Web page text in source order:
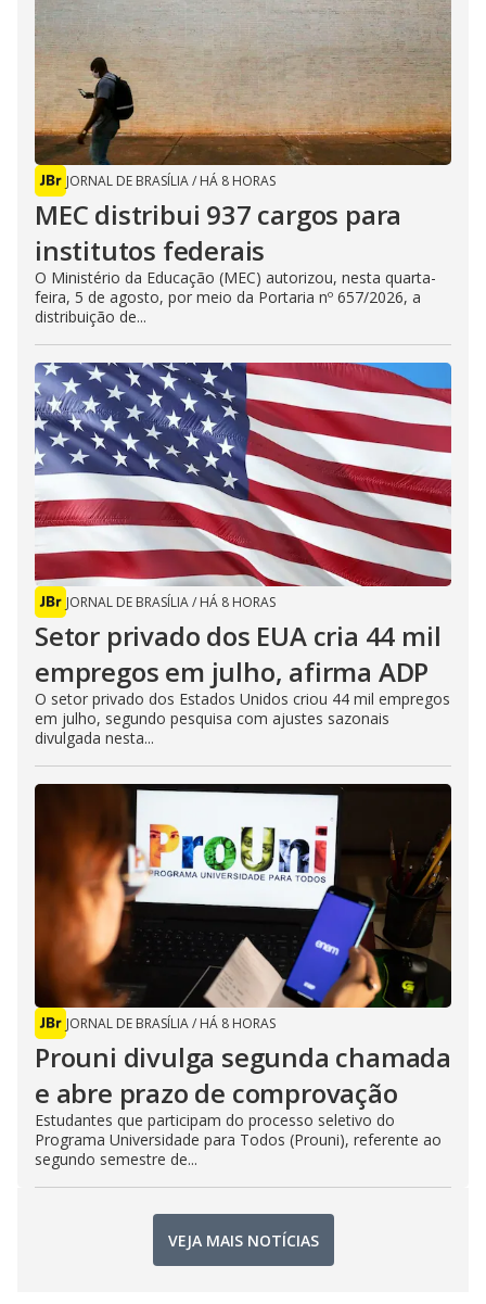
JORNAL DE BRASÍLIA/ HÁ 8 HORAS
MEC distribui 937 cargos para
institutos federais
O Ministério da Educação (MEC) autorizou, nesta quarta-
feira, 5 de agosto, por meio da Portaria nº 657/2026, a
distribuição de...
JORNAL DE BRASÍLIA/ HÁ 8 HORAS
Setor privado dos EUA cria 44 mil
empregos em julho, afirma ADP
O setor privado dos Estados Unidos criou 44 mil empregos
em julho, segundo pesquisa com ajustes sazonais
divulgada nesta...
JORNAL DE BRASÍLIA/ HÁ 8 HORAS
Prouni divulga segunda chamada
e abre prazo de comprovação
Estudantes que participam do processo seletivo do
Programa Universidade para Todos (Prouni), referente ao
segundo semestre de...
VEJA MAIS NOTÍCIAS